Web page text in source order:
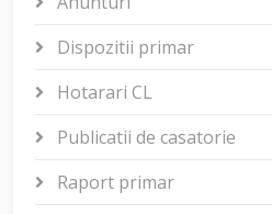
Dispozitii primar
Hotarari CL
Publicatii de casatorie
Raport primar